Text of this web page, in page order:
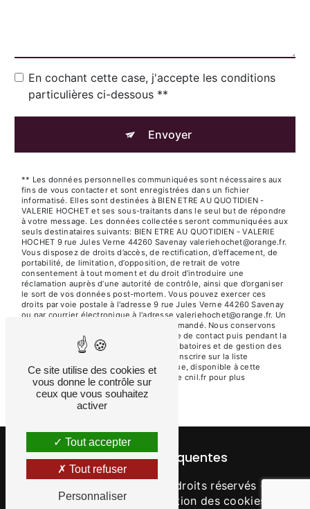
En cochant cette case, j'accepte les conditions
particulières ci-dessous **
Envoyer
** Les données personnelles communiquées sont nécessaires aux
fins de vous contacter et sont enregistrées dans un fichier
informatisé. Elles sont destinées à BIEN ETRE AU QUOTIDIEN -
VALERIE HOCHET et ses sous-traitants dans le seul but de répondre
à votre message. Les données collectées seront communiquées aux
seuls destinataires suivants: BIEN ETRE AU QUOTIDIEN - VALERIE
HOCHET 9 rue Jules Verne 44260 Savenay valeriehochet@orange.fr.
Vous disposez de droits d’accès, de rectification, d’effacement, de
portabilité, de limitation, d’opposition, de retrait de votre
consentement à tout moment et du droit d’introduire une
réclamation auprès d’une autorité de contrôle, ainsi que d’organiser
le sort de vos données post-mortem. Vous pouvez exercer ces
droits par voie postale à l'adresse 9 rue Jules Verne 44260 Savenay
ou par courrier électronique à l'adresse valeriehochet@orange.fr. Un
justificatif d'identité pourra vous être demandé. Nous conservons
vos données pendant la période de prise de contact puis pendant la
durée de prescription légale aux fins probatoires et de gestion des
contentieux. Vous avez le droit de vous inscrire sur la liste
d'opposition au démarchage téléphonique, disponible à cette
Bloctel.gouv.fr
. Consultez le site cnil.fr pour plus
d’informations sur vos droits.
Recherches fréquentes
- 2026 - Tous droits réservés -
Mentions légales
Gestion des cookies
Ce site utilise des cookies et
vous donne le contrôle sur
ceux que vous souhaitez
activer
Tout accepter
Tout refuser
Personnaliser